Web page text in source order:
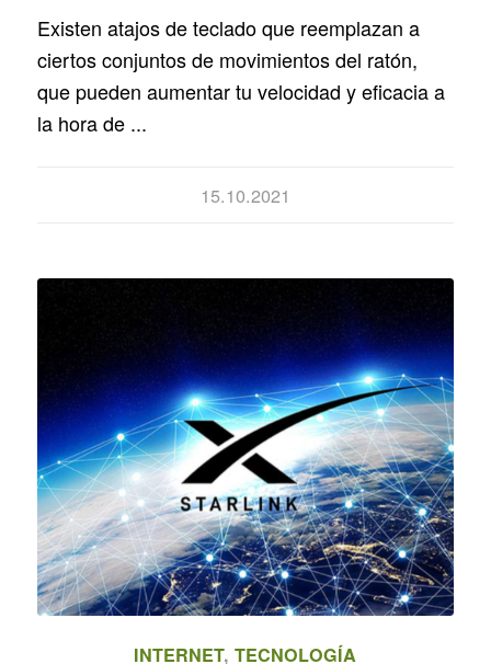
Existen atajos de teclado que reemplazan a
ciertos conjuntos de movimientos del ratón,
que pueden aumentar tu velocidad y eficacia a
la hora de ...
15.10.2021
INTERNET,TECNOLOGÍA